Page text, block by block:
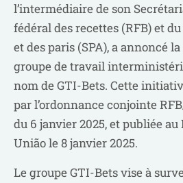
l’intermédiaire de son
fédéral des recettes (RFB) et
et des paris (SPA), a annoncé
groupe de travail
nom de GTI-Bets. Cette
par l’ordonnance conjointe
du 6 janvier 2025, et publiée au
União le 8 janvier 2025.
Le groupe GTI-Bets vise à